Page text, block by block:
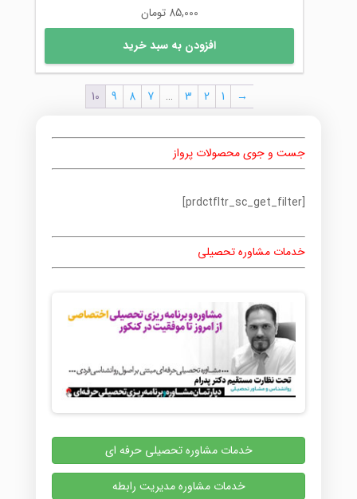
85,000 تومان
افزودن به سبد خرید
→
1
2
3
…
7
8
9
10
جست و جوی محصولات پرواز
[prdctfltr_sc_get_filter]
خدمات مشاوره تحصیلی
خدمات مشاوره تحصیلی حرفه ای
خدمات مشاوره مدیریت رابطه